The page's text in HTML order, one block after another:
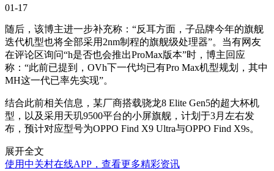
01-17
随后，该博主进一步补充称：“反耳方面，子品牌今年的旗舰
迭代机型也将全部采用2nm制程的旗舰级处理器”。当有网友
在评论区询问“h是否也会推出ProMax版本”时，博主回应
称：“此前已提到，OVh下一代均已有Pro Max机型规划，其中
MH这一代已率先实现”。
结合此前相关信息，某厂商搭载骁龙8 Elite Gen5的超大杯机
型，以及采用天玑9500平台的小屏旗舰，计划于3月左右发
布，预计对应型号为OPPO Find X9 Ultra与OPPO Find X9s。
展开全文
使用中关村在线APP，查看更多精彩资讯